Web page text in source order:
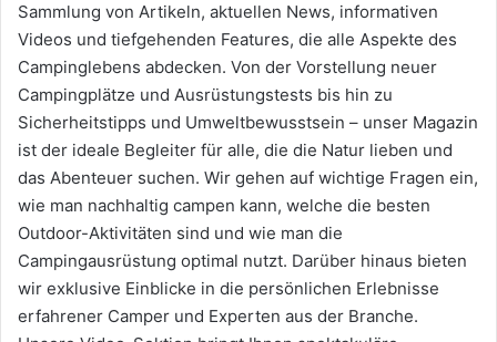
Sammlung von Artikeln, aktuellen News, informativen
Videos und tiefgehenden Features, die alle Aspekte des
Campinglebens abdecken. Von der Vorstellung neuer
Campingplätze und Ausrüstungstests bis hin zu
Sicherheitstipps und Umweltbewusstsein – unser Magazin
ist der ideale Begleiter für alle, die die Natur lieben und
das Abenteuer suchen. Wir gehen auf wichtige Fragen ein,
wie man nachhaltig campen kann, welche die besten
Outdoor-Aktivitäten sind und wie man die
Campingausrüstung optimal nutzt. Darüber hinaus bieten
wir exklusive Einblicke in die persönlichen Erlebnisse
erfahrener Camper und Experten aus der Branche.